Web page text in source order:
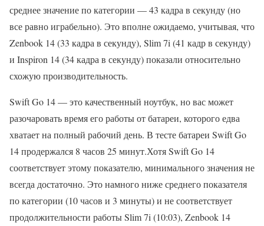
среднее значение по категории — 43 кадра в секунду (но
все равно играбельно). Это вполне ожидаемо, учитывая, что
Zenbook 14 (33 кадра в секунду), Slim 7i (41 кадр в секунду)
и Inspiron 14 (34 кадра в секунду) показали относительно
схожую производительность.
Swift Go 14 — это качественный ноутбук, но вас может
разочаровать время его работы от батареи, которого едва
хватает на полный рабочий день. В тесте батареи Swift Go
14 продержался 8 часов 25 минут.Хотя Swift Go 14
соответствует этому показателю, минимального значения не
всегда достаточно. Это намного ниже среднего показателя
по категории (10 часов и 3 минуты) и не соответствует
продолжительности работы Slim 7i (10:03), Zenbook 14